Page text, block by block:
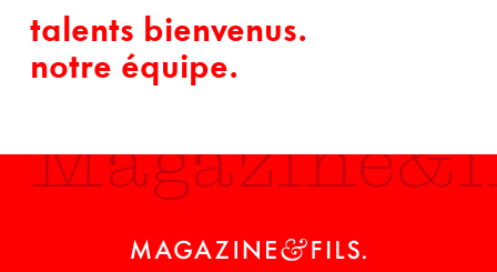
talents bienvenus.
notre équipe.